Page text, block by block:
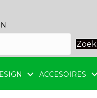
ACCESOIRES